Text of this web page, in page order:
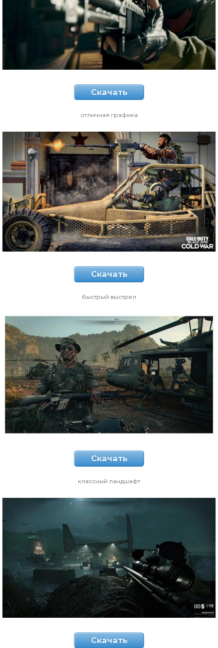
Скачать
отличная графика
Скачать
быстрый выстрел
Скачать
классный ландшафт
Скачать